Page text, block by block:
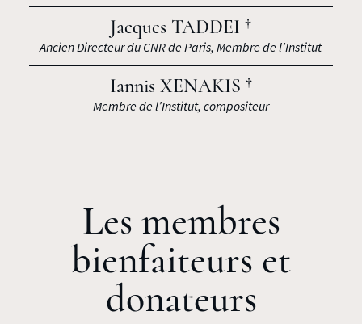
Jacques TADDEI †
Ancien Directeur du CNR de Paris, Membre de l’Institut
Iannis XENAKIS †
Membre de l’Institut, compositeur
Les membres
bienfaiteurs et
donateurs